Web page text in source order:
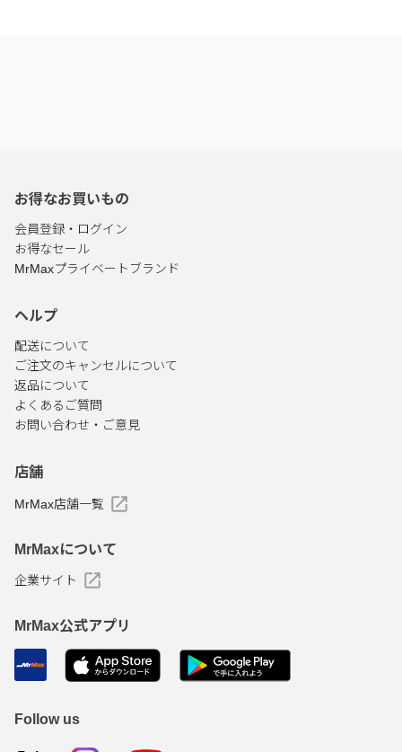
お得なお買いもの
会員登録・ログイン
お得なセール
MrMaxプライベートブランド
ヘルプ
配送について
ご注文のキャンセルについて
返品について
よくあるご質問
お問い合わせ・ご意見
店舗
MrMax店舗一覧
MrMaxについて
企業サイト
MrMax公式アプリ
Follow us